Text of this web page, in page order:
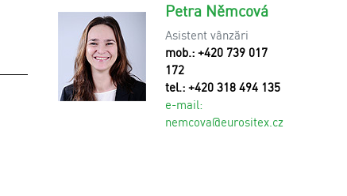
Petra Němcová
Asistent vânzări
mob.: +420 739 017
172
tel.: +420 318 494 135
e-mail:
nemcova@eurositex.cz